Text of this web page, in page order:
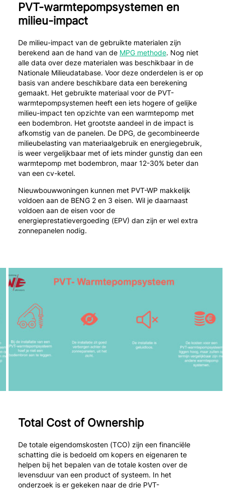
PVT-warmtepompsystemen en
milieu-impact
De milieu-impact van de gebruikte materialen zijn
berekend aan de hand van de MPG methode. Nog niet
alle data over deze materialen was beschikbaar in de
Nationale Milieudatabase. Voor deze onderdelen is er op
basis van andere beschikbare data een berekening
gemaakt. Het gebruikte materiaal voor de PVT-
warmtepompsystemen heeft een iets hogere of gelijke
milieu-impact ten opzichte van een warmtepomp met
een bodembron. Het grootste aandeel in de impact is
afkomstig van de panelen. De DPG, de gecombineerde
milieubelasting van materiaalgebruik en energiegebruik,
is weer vergelijkbaar met of iets minder gunstig dan een
warmtepomp met bodembron, maar 12-30% beter dan
van een cv-ketel.
Nieuwbouwwoningen kunnen met PVT-WP makkelijk
voldoen aan de BENG 2 en 3 eisen. Wil je daarnaast
voldoen aan de eisen voor de
energieprestatievergoeding (EPV) dan zijn er wel extra
zonnepanelen nodig.
Total Cost of Ownership
De totale eigendomskosten (TCO) zijn een financiële
schatting die is bedoeld om kopers en eigenaren te
helpen bij het bepalen van de totale kosten over de
levensduur van een product of systeem. In het
onderzoek is er gekeken naar de drie PVT-